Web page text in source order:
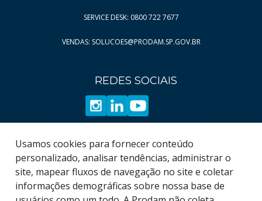
SERVICE DESK: 0800 722 7677
VENDAS: SOLUCOES@PRODAM.SP.GOV.BR
REDES SOCIAIS
Usamos cookies para fornecer conteúdo
personalizado, analisar tendências, administrar o
site, mapear fluxos de navegação no site e coletar
informações demográficas sobre nossa base de